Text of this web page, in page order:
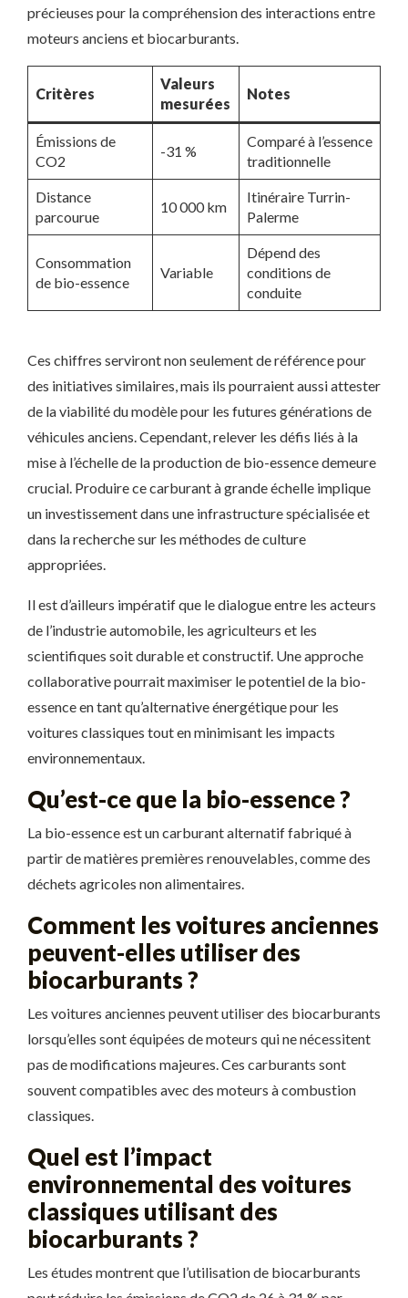
précieuses pour la compréhension des interactions entre
moteurs anciens et biocarburants.
Critères
Valeurs
mesurées
Notes
Émissions de
CO2
-31 %
Comparé à l’essence
traditionnelle
Distance
parcourue
10 000 km
Itinéraire Turrin-
Palerme
Consommation
de bio-essence
Variable
Dépend des
conditions de
conduite
Ces chiffres serviront non seulement de référence pour
des initiatives similaires, mais ils pourraient aussi attester
de la viabilité du modèle pour les futures générations de
véhicules anciens. Cependant, relever les défis liés à la
mise à l’échelle de la production de bio-essence demeure
crucial. Produire ce carburant à grande échelle implique
un investissement dans une infrastructure spécialisée et
dans la recherche sur les méthodes de culture
appropriées.
Il est d’ailleurs impératif que le dialogue entre les acteurs
de l’industrie automobile, les agriculteurs et les
scientifiques soit durable et constructif. Une approche
collaborative pourrait maximiser le potentiel de la bio-
essence en tant qu’alternative énergétique pour les
voitures classiques tout en minimisant les impacts
environnementaux.
Qu’est-ce que la bio-essence ?
La bio-essence est un carburant alternatif fabriqué à
partir de matières premières renouvelables, comme des
déchets agricoles non alimentaires.
Comment les voitures anciennes
peuvent-elles utiliser des
biocarburants ?
Les voitures anciennes peuvent utiliser des biocarburants
lorsqu’elles sont équipées de moteurs qui ne nécessitent
pas de modifications majeures. Ces carburants sont
souvent compatibles avec des moteurs à combustion
classiques.
Quel est l’impact
environnemental des voitures
classiques utilisant des
biocarburants ?
Les études montrent que l’utilisation de biocarburants